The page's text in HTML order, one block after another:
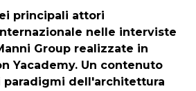
principali attori
nelle interviste
Group realizzate in
Yacademy. Un contenuto
paradigmi dell'architettura